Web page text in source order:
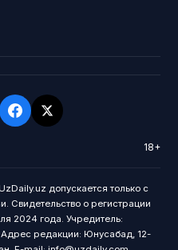
18+
допускается только с
Свидетельство о регистрации
2024 года. Учредитель:
редакции: Юнусабад, 12-